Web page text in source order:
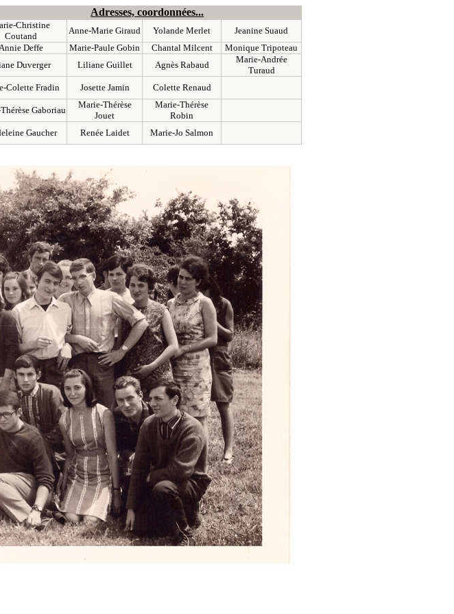
Adresses, coordonnées...
Christine
Coutand
Anne-Marie Giraud Yolande Merlet
Jeanine Suaud
Deffe Marie-Paule Gobin Chantal Milcent
Monique Tripoteau
Duverger Liliane Guillet Agnès Rabaud
Marie-Andrée
Turaud
Colette Fradin Josette Jamin Colette Renaud
Gaboriau
Marie-Thérèse
Jouet
Marie-Thérèse
Robin
Gaucher Renée Laidet Marie-Jo Salmon